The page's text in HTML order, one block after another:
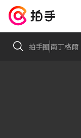
拍手圈南丁格爾